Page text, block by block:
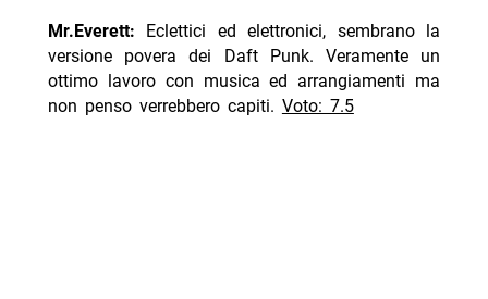
Mr.Everett: Eclettici ed elettronici, sembrano la
versione povera dei Daft Punk. Veramente un
ottimo lavoro con musica ed arrangiamenti ma
non penso verrebbero capiti. Voto: 7.5